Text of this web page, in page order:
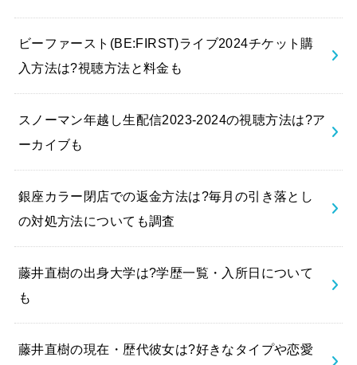
ビーファースト(BE:FIRST)ライブ2024チケット購
入方法は?視聴方法と料金も
スノーマン年越し生配信2023-2024の視聴方法は?ア
ーカイブも
銀座カラー閉店での返金方法は?毎月の引き落とし
の対処方法についても調査
藤井直樹の出身大学は?学歴一覧・入所日について
も
藤井直樹の現在・歴代彼女は?好きなタイプや恋愛